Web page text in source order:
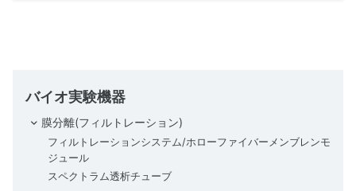
バイオ実験機器
膜分離(フィルトレーション)
フィルトレーションシステム/ホローファイバーメンブレンモ
ジュール
スペクトラム透析チューブ